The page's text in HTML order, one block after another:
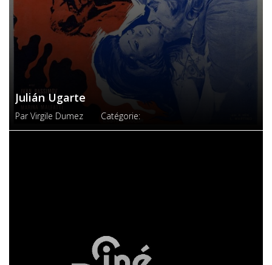
Julián Ugarte
ParVirgile Dumez Catégorie: